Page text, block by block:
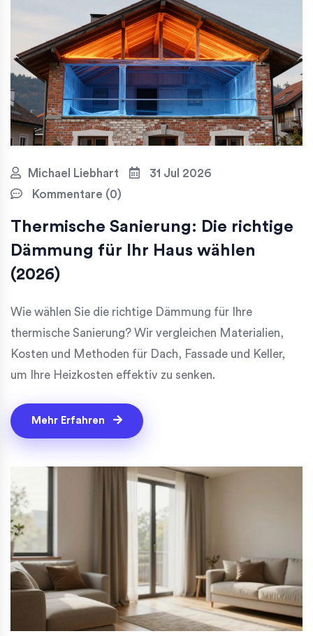
Michael Liebhart
31 Jul 2026
Kommentare (0)
Thermische Sanierung: Die richtige
Dämmung für Ihr Haus wählen
(2026)
Wie wählen Sie die richtige Dämmung für Ihre
thermische Sanierung? Wir vergleichen Materialien,
Kosten und Methoden für Dach, Fassade und Keller,
um Ihre Heizkosten effektiv zu senken.
Mehr Erfahren